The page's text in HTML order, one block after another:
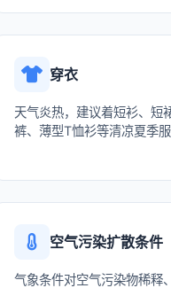
穿衣
天气炎热，建议着短衫、短
裤、薄型T恤衫等清凉夏季服
空气污染扩散条件
气象条件对空气污染物稀释